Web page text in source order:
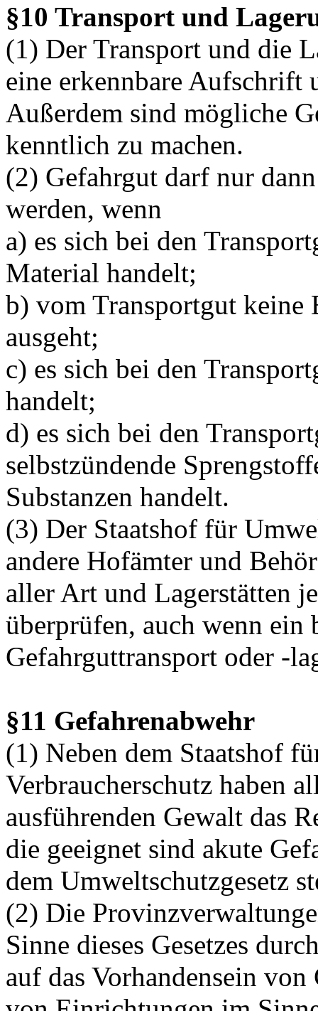
§10 Transport und
(1) Der Transport und die
eine erkennbare Aufschrift
Außerdem sind mögliche
kenntlich zu machen.
(2) Gefahrgut darf nur
werden, wenn
a) es sich bei den
Material handelt;
b) vom Transportgut
ausgeht;
c) es sich bei den
handelt;
d) es sich bei den
selbstzündende
Substanzen handelt.
(3) Der Staatshof für
andere Hofämter und
aller Art und Lagerstätten
überprüfen, auch wenn ein
Gefahrguttransport oder -
§11 Gefahrenabwehr
(1) Neben dem Staatshof
Verbraucherschutz haben
ausführenden Gewalt das
die geeignet sind akute
dem Umweltschutzgesetz
(2) Die
Sinne dieses Gesetzes
auf das Vorhandensein